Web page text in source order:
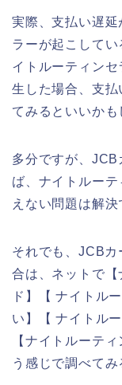
実際、支払い遅
ラーが起こして
イトルーティン
生した場合、支払
てみるといいかも
多分ですが、JCB
ば、ナイトルー
えない問題は解決
それでも、JCB
合は、ネットで
ド】【 ナイトル
い】【 ナイトル
【ナイトルーテ
う感じで調べてみ